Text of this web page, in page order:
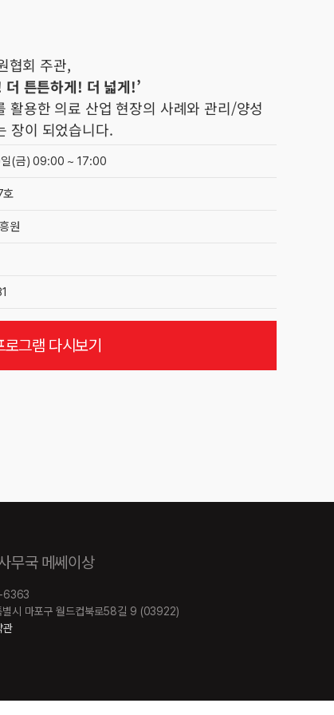
협회 주관,
튼튼하게! 더 넓게!’
활용한 의료 산업 현장의 사례와 관리/양성
장이 되었습니다.
(금) 09:00 ~ 17:00
호
원
로그램 다시보기
무국 메쎄이상
6363
시 마포구 월드컵북로58길 9 (03922)
관